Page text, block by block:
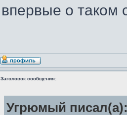
впервые о таком
Заголовок сообщения:
Угрюмый